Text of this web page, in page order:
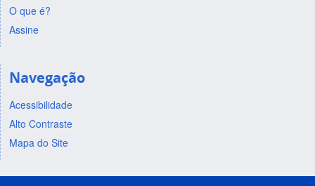
O que é?
Assine
Navegação
Acessibilidade
Alto Contraste
Mapa do Site